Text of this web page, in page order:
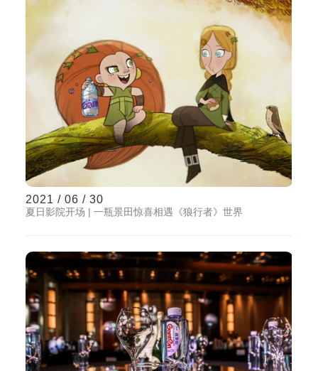
2021 / 06 / 30
夏日影院开场 | 一瓶景田惊喜相遇《狼行者》世界